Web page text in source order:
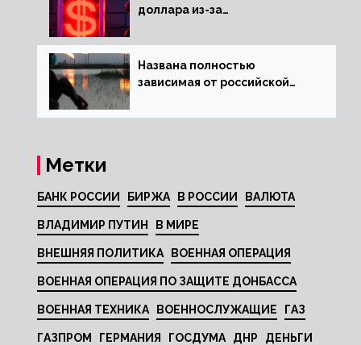
доллара из-за
Названа полностью
зависимая от российской
Метки
БАНК РОССИИ БИРЖА В РОССИИ ВАЛЮТА
ВЛАДИМИР ПУТИН В МИРЕ
ВНЕШНЯЯ ПОЛИТИКА ВОЕННАЯ ОПЕРАЦИЯ
ВОЕННАЯ ОПЕРАЦИЯ ПО ЗАЩИТЕ ДОНБАССА
ВОЕННАЯ ТЕХНИКА ВОЕННОСЛУЖАЩИЕ ГАЗ
ГАЗПРОМ ГЕРМАНИЯ ГОСДУМА ДНР ДЕНЬГИ